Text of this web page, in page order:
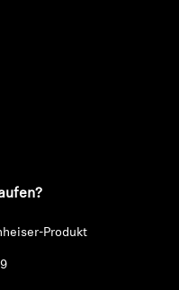
Produkt